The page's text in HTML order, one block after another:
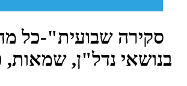
בנושאי נדל"ן, שמאות,